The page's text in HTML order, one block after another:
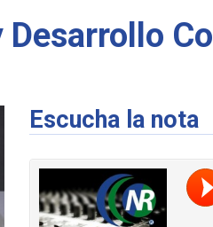
Escucha la nota